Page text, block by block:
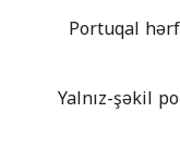
Portuqal
Yalnız-şəkil